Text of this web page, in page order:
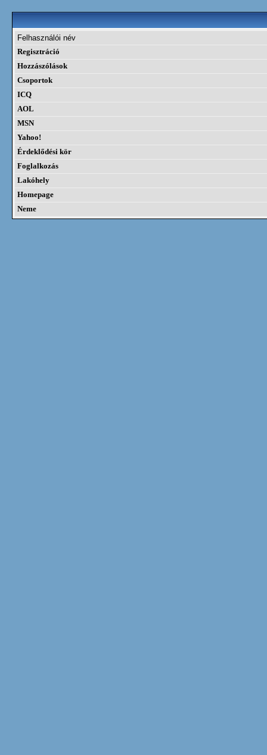
Felhasználói név
Regisztráció
Hozzászólások
Csoportok
ICQ
AOL
MSN
Yahoo!
Érdeklődési kör
Foglalkozás
Lakóhely
Homepage
Neme